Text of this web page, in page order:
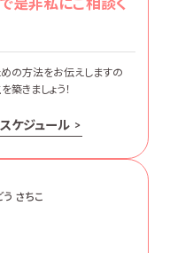
是非私にご相談く
の方法をお伝えしますの
築きましょう！
スケジュール
さちこ